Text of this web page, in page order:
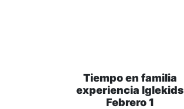
Tiempo en familia
experiencia Iglekids
Febrero 1